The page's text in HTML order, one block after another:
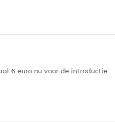
6 euro nu voor de introductie